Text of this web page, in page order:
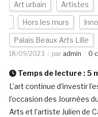
Art urbain Artistes
Hors les murs
Palais Beaux Arts Lille
18/09/2023 par admin 0
Temps de lecture : 5
L’art continue d’investir
l’occasion des Journées
Arts et l’artiste Julien de